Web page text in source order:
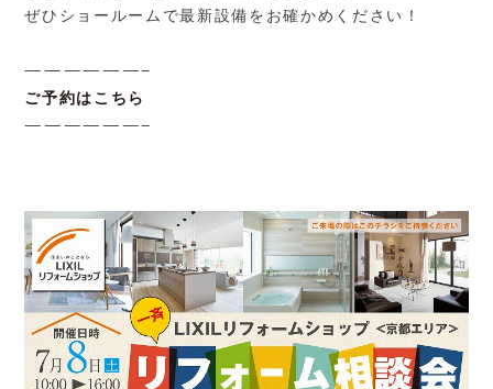
ぜひショールームで最新設備をお確かめください！
——————–
ご予約はこちら
——————–